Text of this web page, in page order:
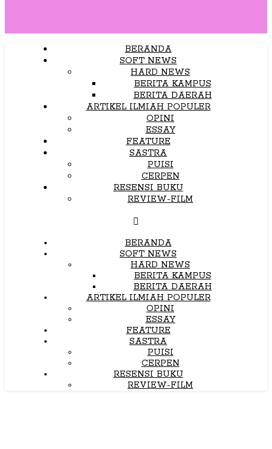
BERANDA
SOFT NEWS
HARD NEWS
BERITA KAMPUS
BERITA DAERAH
ARTIKEL ILMIAH POPULER
OPINI
ESSAY
FEATURE
SASTRA
PUISI
CERPEN
RESENSI BUKU
REVIEW-FILM
BERANDA
SOFT NEWS
HARD NEWS
BERITA KAMPUS
BERITA DAERAH
ARTIKEL ILMIAH POPULER
OPINI
ESSAY
FEATURE
SASTRA
PUISI
CERPEN
RESENSI BUKU
REVIEW-FILM